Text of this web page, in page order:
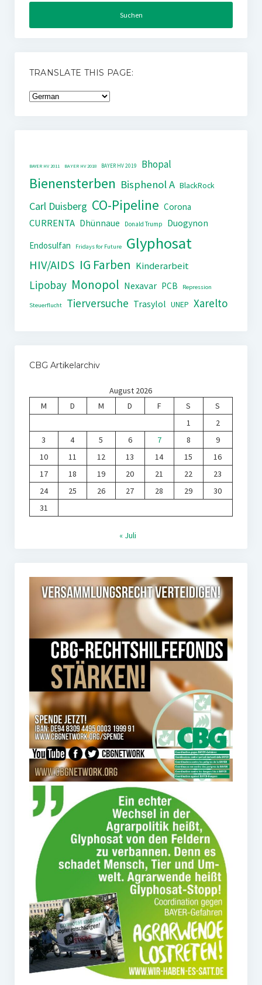
TRANSLATE THIS PAGE:
BAYER HV 2011 BAYER HV 2018 BAYER HV 2019 Bhopal
Bienensterben Bisphenol A BlackRock
Carl Duisberg CO-Pipeline Corona
CURRENTA Dhünnaue Donald Trump
Duogynon
Endosulfan
Fridays for Future Glyphosat
HIV/AIDS IG Farben Kinderarbeit
Lipobay Monopol Nexavar PCB Repression
Steuerflucht Tierversuche Trasylol UNEP Xarelto
CBG Artikelarchiv
August 2026
M
D M D F S
S
1
2
3
4 5 6 7 8
9
10
11 12 13 14 15
16
17
18 19 20 21 22
23
24
25 26 27 28 29
30
31
« Juli